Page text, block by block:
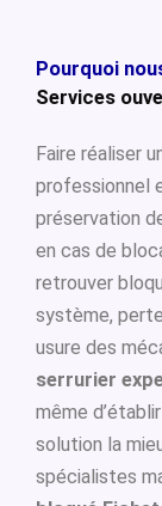
Pourquoi
Services
Faire réaliser
professionnel
préservation
en cas de
retrouver
système,
usure des
serrurier
même
solution la
spécialistes